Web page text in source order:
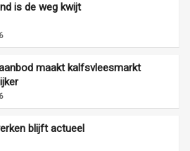
is de weg kwijt
maakt kalfsvleesmarkt
blijft actueel